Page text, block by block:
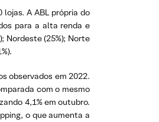
A ABL própria do
para a alta renda e
Nordeste (25%); Norte
observados em 2022.
com o mesmo
4,1% em outubro.
o que aumenta a